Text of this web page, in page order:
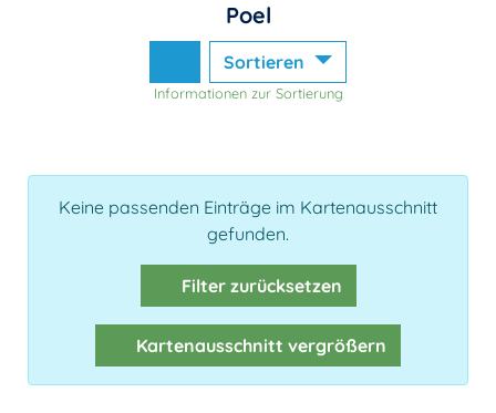
Poel
Sortieren
Informationen zur Sortierung
Keine passenden Einträge im Kartenausschnitt
gefunden.
Filter zurücksetzen
Kartenausschnitt vergrößern